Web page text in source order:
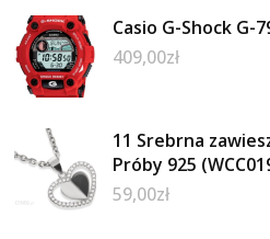
Casio G-Shock G-
409,00zł
11 Srebrna
Próby 925
59,00zł